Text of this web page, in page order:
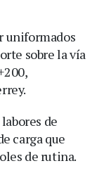
uniformados
sobre la vía
de
carga que
de rutina.